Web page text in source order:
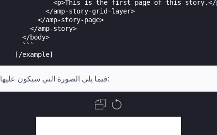
<p>This is the first page of this
          </amp-story-grid-layer>
        </amp-story-page>
      </amp-story>
    </body>
    ```
  [/example]
فيما يلي الصورة التي سيكون عليها: